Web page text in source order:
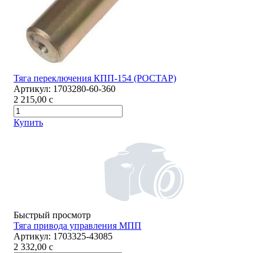
Тяга переключения КПП-154 (РОСТАР)
Артикул: 1703280-60-360
2 215,00 c
Купить
Быстрый просмотр
Тяга привода управления МПП
Артикул: 1703325-43085
2 332,00 c